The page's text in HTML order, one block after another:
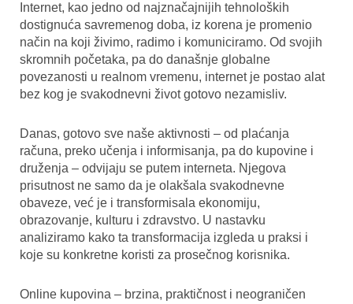
Internet, kao jedno od najznačajnijih tehnoloških
dostignuća savremenog doba, iz korena je promenio
način na koji živimo, radimo i komuniciramo. Od svojih
skromnih početaka, pa do današnje globalne
povezanosti u realnom vremenu, internet je postao alat
bez kog je svakodnevni život gotovo nezamisliv.
Danas, gotovo sve naše aktivnosti – od plaćanja
računa, preko učenja i informisanja, pa do kupovine i
druženja – odvijaju se putem interneta. Njegova
prisutnost ne samo da je olakšala svakodnevne
obaveze, već je i transformisala ekonomiju,
obrazovanje, kulturu i zdravstvo. U nastavku
analiziramo kako ta transformacija izgleda u praksi i
koje su konkretne koristi za prosečnog korisnika.
Online kupovina – brzina, praktičnost i neograničen